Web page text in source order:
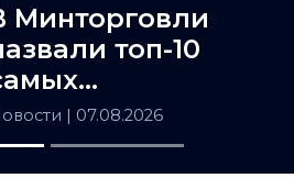
Минторговли
топ-10
в
| 07.08.2026